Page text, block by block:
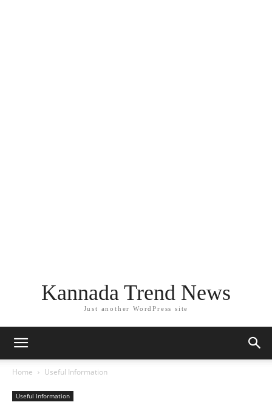
Kannada Trend News
Just another WordPress site
Home Useful Information
Useful Information